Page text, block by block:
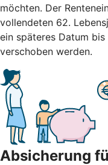
möchten. Der
vollendeten 62.
ein späteres Datum
verschoben werden.
Absicherung